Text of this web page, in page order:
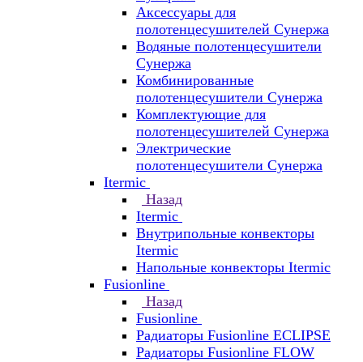
Аксессуары для
полотенцесушителей Сунержа
Водяные полотенцесушители
Сунержа
Комбинированные
полотенцесушители Сунержа
Комплектующие для
полотенцесушителей Сунержа
Электрические
полотенцесушители Сунержа
Itermic
Назад
Itermic
Внутрипольные конвекторы
Itermic
Напольные конвекторы Itermic
Fusionline
Назад
Fusionline
Радиаторы Fusionline ECLIPSE
Радиаторы Fusionline FLOW